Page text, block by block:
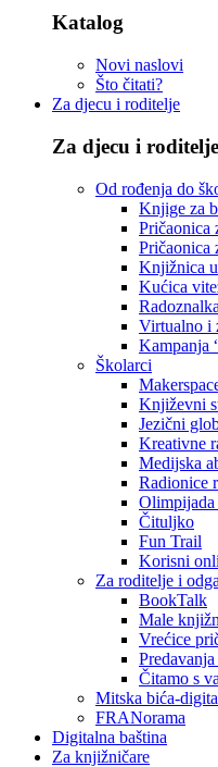
Katalog
Novi naslovi
Što čitati?
Za djecu i roditelje
Za djecu i roditelje
Od rođenja do
Knjige za
Pričaonica
Pričaonica
Knjižnica
Kućica
Virtualno i
Kampanja
Školarci
Književni
Jezični
Kreativne
Medijska
Radionice
Olimpijada
Čituljko
Fun Trail
Korisni
Za roditelje i
BookTalk
Male
Vrećice
Čitamo s
Mitska bića-
FRANorama
Digitalna baština
Za knjižničare